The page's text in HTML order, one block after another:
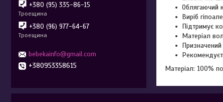
Облягаючий
Виріб
Підтримує
Матеріал
Матеріал: 100%
+380 (95) 335-86-15
Троещина
+380 (96) 977-64-67
Троещина
bebekainfo@gmail.com
+380953358615